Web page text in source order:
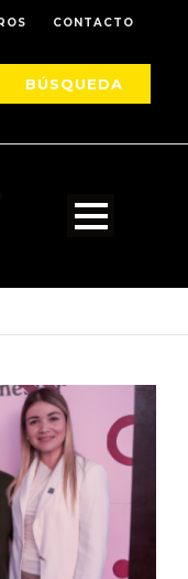
CONTACTO